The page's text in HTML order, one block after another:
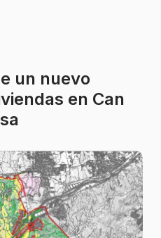
un nuevo
en Can